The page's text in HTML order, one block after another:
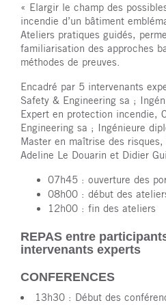
« Elargir le champ des
incendie d’un bâtiment
Ateliers pratiques guidés,
familiarisation des approches
méthodes de preuves.
Encadré par 5 intervenants
Safety & Engineering sa ;
Expert en protection incendie,
Engineering sa ; Ingénieure
Master en maîtrise des
Adeline Le Douarin et Didier
07h45 : ouverture des
08h00 : début des
12h00 : fin des ateliers
REPAS entre
intervenants experts
CONFERENCES
13h30 : Début des